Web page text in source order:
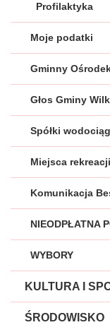
Profilaktyka
Moje podatki
Gminny
Głos Gminy
Spółki
Miejsca rekreacji
Komunikacja
NIEODPŁATNA
WYBORY
KULTURA I
ŚRODOWISKO